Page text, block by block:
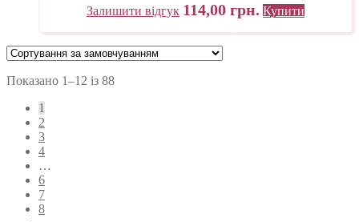
Залишити відгук 114,00 грн. Купити
Показано 1–12 із 88
1
2
3
4
…
6
7
8